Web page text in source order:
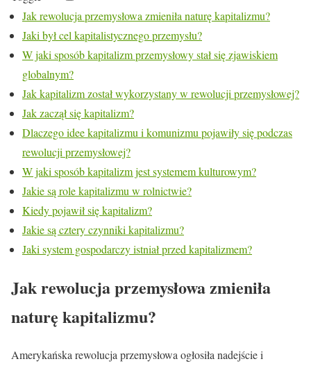
Jak rewolucja przemysłowa zmieniła naturę kapitalizmu?
Jaki był cel kapitalistycznego przemysłu?
W jaki sposób kapitalizm przemysłowy stał się zjawiskiem
globalnym?
Jak kapitalizm został wykorzystany w rewolucji przemysłowej?
Jak zaczął się kapitalizm?
Dlaczego idee kapitalizmu i komunizmu pojawiły się podczas
rewolucji przemysłowej?
W jaki sposób kapitalizm jest systemem kulturowym?
Jakie są role kapitalizmu w rolnictwie?
Kiedy pojawił się kapitalizm?
Jakie są cztery czynniki kapitalizmu?
Jaki system gospodarczy istniał przed kapitalizmem?
Jak rewolucja przemysłowa zmieniła
naturę kapitalizmu?
Amerykańska rewolucja przemysłowa ogłosiła nadejście i